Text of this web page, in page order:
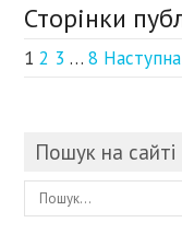
Сторінки
1 2 3 … 8
Пошук на сайті